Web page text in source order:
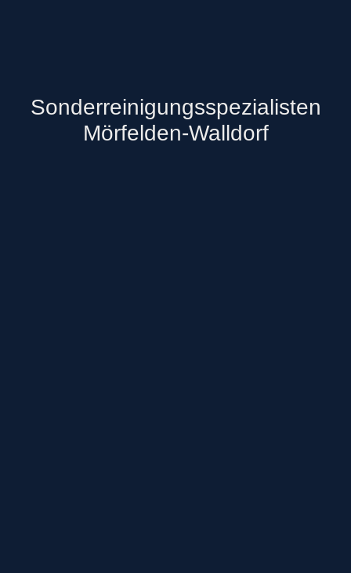
Sonderreinigungsspezialisten
Mörfelden-Walldorf